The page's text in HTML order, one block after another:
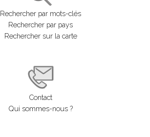
Rechercher par mots-clés
Rechercher par pays
Rechercher sur la carte
Contact
Qui sommes-nous ?